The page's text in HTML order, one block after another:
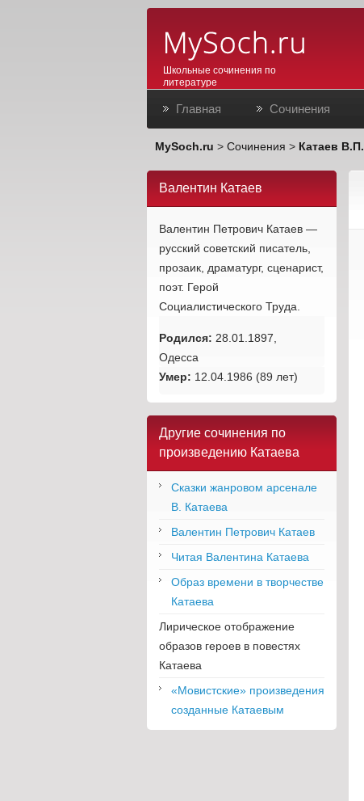
Школьные сочинения по
литературе
Главная Сочинения
MySoch.ru > Сочинения > Катаев В.П.
Валентин Катаев
Валентин Петрович Катаев —
русский советский писатель,
прозаик, драматург, сценарист,
поэт. Герой
Социалистического Труда.
Родился: 28.01.1897,
Одесса
Умер: 12.04.1986 (89 лет)
Другие сочинения по
произведению Катаева
Сказки жанровом арсенале
В. Катаева
Валентин Петрович Катаев
Читая Валентина Катаева
Образ времени в творчестве
Катаева
Лирическое отображение
образов героев в повестях
Катаева
«Мовистские» произведения
созданные Катаевым